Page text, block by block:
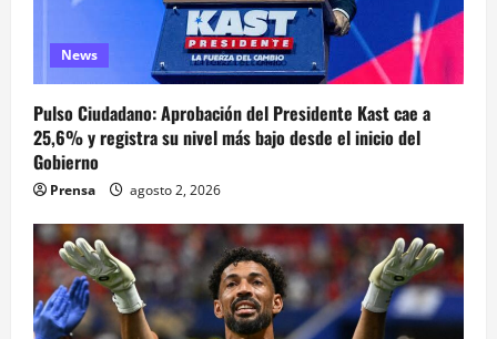
News
Pulso Ciudadano: Aprobación del Presidente Kast cae a
25,6% y registra su nivel más bajo desde el inicio del
Gobierno
Prensa agosto 2, 2026